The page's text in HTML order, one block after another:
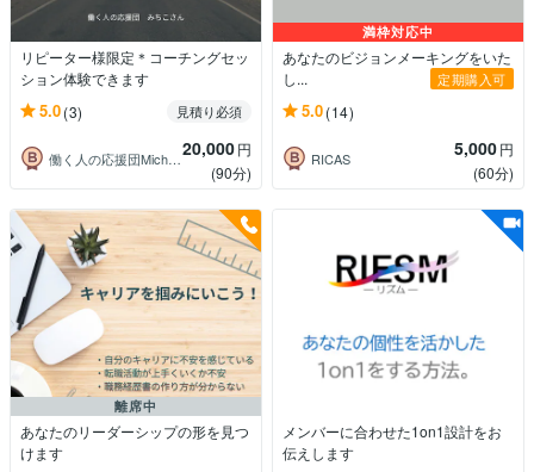
リピーター様限定＊コーチングセッ
ション体験できます
5.0(3) 見積り必須
働く人の応援団Michiko：みちこさん 20,000円
(90分)
満枠対応中
あなたのビジョンメーキングをいた
し...
定期購入可
5.0(14)
RICAS 5,000円
(60分)
離席中
あなたのリーダーシップの形を見つ
けます
メンバーに合わせた1on1設計をお
伝えします